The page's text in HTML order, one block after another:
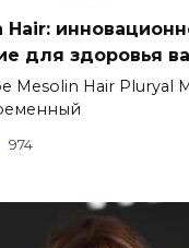
Hair:
для здоровья
Mesolin Hair Pluryal
974